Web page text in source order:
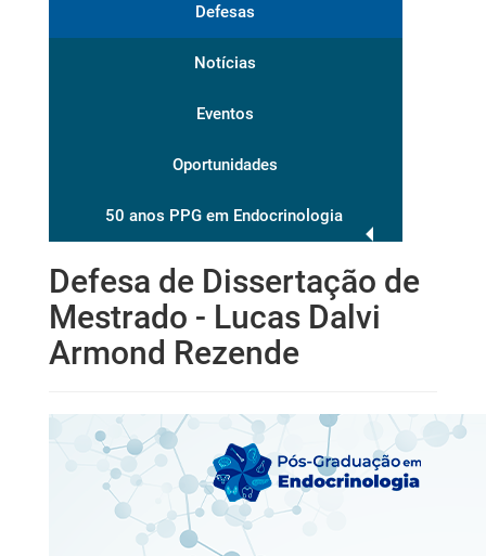
Defesas
Notícias
Eventos
Oportunidades
50 anos PPG em Endocrinologia
Defesa de Dissertação de
Mestrado - Lucas Dalvi
Armond Rezende